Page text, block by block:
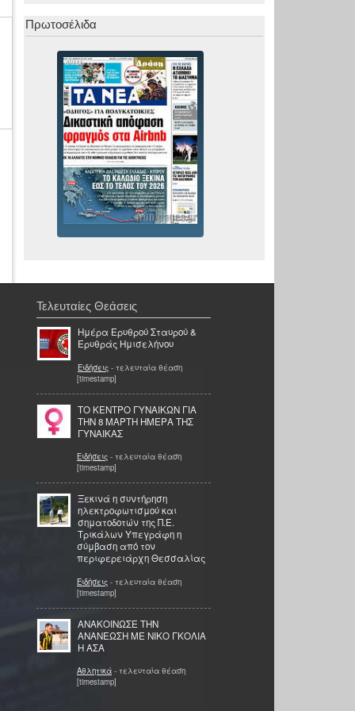
Πρωτοσέλιδα
Τελευταίες Θεάσεις
Ημέρα Ερυθρού Σταυρού &
Ερυθράς Ημισελήνου
Ειδήσεις - τελευταία θέαση
[timestamp]
TO ΚΕΝΤΡΟ ΓΥΝΑΙΚΩΝ ΓΙΑ
ΤΗΝ 8 ΜΑΡΤΗ ΗΜΕΡΑ ΤΗΣ
ΓΥΝΑΙΚΑΣ
Ειδήσεις - τελευταία θέαση
[timestamp]
Ξεκινά η συντήρηση
ηλεκτροφωτισμού και
σηματοδοτών της Π.Ε.
Τρικάλων Υπεγράφη η
σύμβαση από τον
περιφερειάρχη Θεσσαλίας
Ειδήσεις - τελευταία θέαση
[timestamp]
ΑΝΑΚΟΙΝΩΣΕ ΤΗΝ
ΑΝΑΝΕΩΣΗ ΜΕ ΝΙΚΟ ΓΚΟΛΙΑ
Η ΑΣΑ
Αθλητικά - τελευταία θέαση
[timestamp]